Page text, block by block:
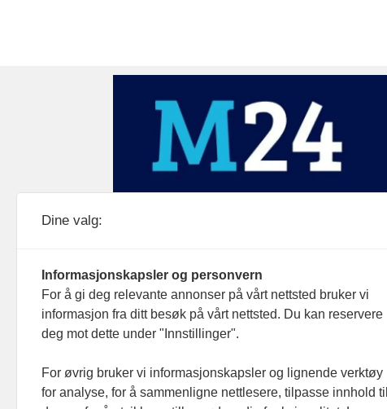
Dine valg:
Informasjonskapsler og personvern
For å gi deg relevante annonser på vårt nettsted bruker vi
informasjon fra ditt besøk på vårt nettsted. Du kan reservere
deg mot dette under "Innstillinger".
For øvrig bruker vi informasjonskapsler og lignende verktøy
for analyse, for å sammenligne nettlesere, tilpasse innhold til